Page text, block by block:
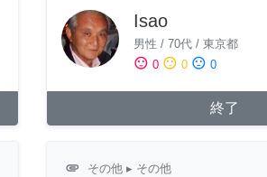
Isao
男性 / 70代/ 東京都
sentiment_satisfied 0 sentiment_neutral 0 sentiment_dissatisfied 0
終了
attachment その他▸ その他